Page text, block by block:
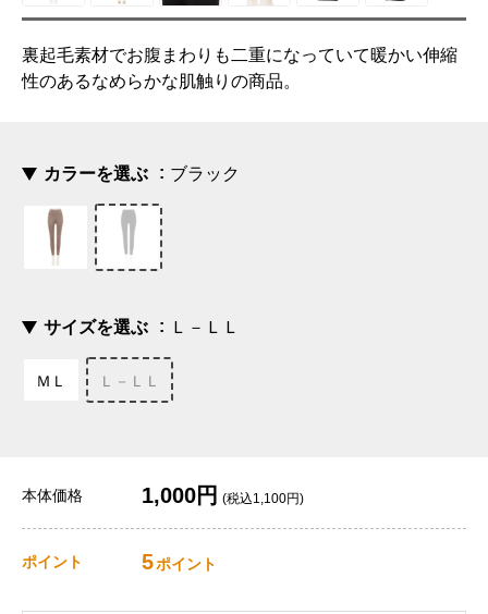
裏起毛素材でお腹まわりも二重になっていて暖かい伸縮
性のあるなめらかな肌触りの商品。
カラーを選ぶ ブラック
サイズを選ぶ Ｌ－ＬＬ
ＭＬ Ｌ－ＬＬ
本体価格 1,000円 (税込1,100円)
ポイント 5ポイント